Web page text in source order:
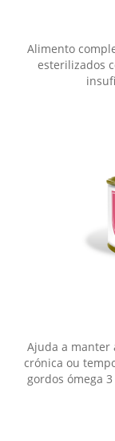
Alimento
esterilizados
Ajuda a manter
crónica ou
gordos ómega